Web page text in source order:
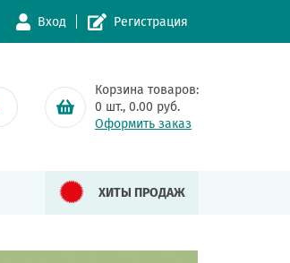
Вход Регистрация
Корзина товаров:
0 шт., 0.00 руб.
Оформить заказ
ХИТЫ ПРОДАЖ